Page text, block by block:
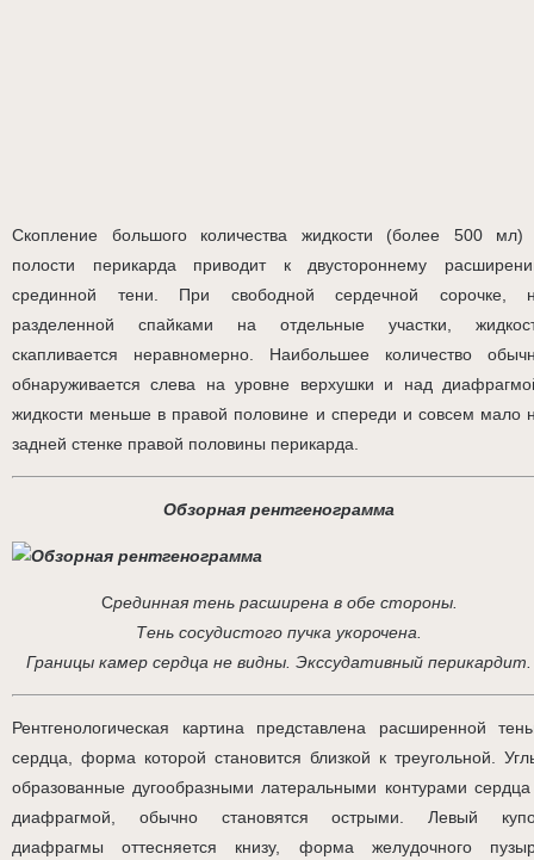
Скопление большого количества жидкости (более 500 мл)
полости перикарда приводит к двустороннему
срединной тени. При свободной сердечной сорочке,
разделенной спайками на отдельные участки,
скапливается неравномерно. Наибольшее количество
обнаруживается слева на уровне верхушки и над
жидкости меньше в правой половине и спереди и совсем мало
задней стенке правой половины перикарда.
Обзорная рентгенограмма
Срединная тень расширена в обе стороны.
Тень сосудистого пучка укорочена.
Границы камер сердца не видны. Экссудативный перикардит.
Рентгенологическая картина представлена расширенной
сердца, форма которой становится близкой к треугольной.
образованные дугообразными латеральными контурами
диафрагмой, обычно становятся острыми. Левый
диафрагмы оттесняется книзу, форма желудочного